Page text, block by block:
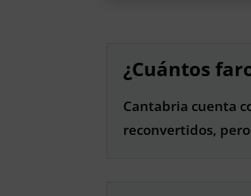
¿Cuántos
Cantabria cuenta
reconvertidos,